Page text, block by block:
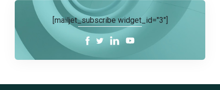
[mailjet_subscribe widget_id="3"]